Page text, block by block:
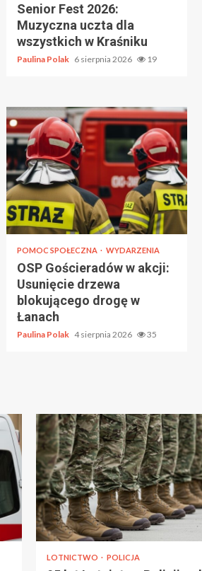
Senior Fest 2026:
Muzyczna uczta dla
wszystkich w Kraśniku
Paulina Polak 6 sierpnia 2026 19
POMOC SPOŁECZNA WYDARZENIA
OSP Gościeradów w akcji:
Usunięcie drzewa
blokującego drogę w
Łanach
Paulina Polak 4 sierpnia 2026 35
LOTNICTWO POLICJA